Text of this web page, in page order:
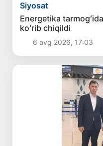
Siyosat
Energetika
koʻrib chiqildi
6 avg 2026, 17:03